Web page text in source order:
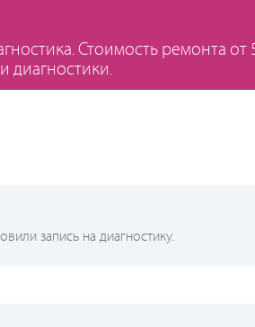
Стоимость ремонта
диагностики.
запись на диагностику.